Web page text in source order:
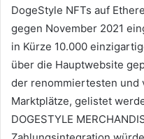
DogeStyle NFTs auf
gegen November 2021
in Kürze 10.000
über die Hauptwebsite
der renommiertesten und
Marktplätze, gelistet
DOGESTYLE